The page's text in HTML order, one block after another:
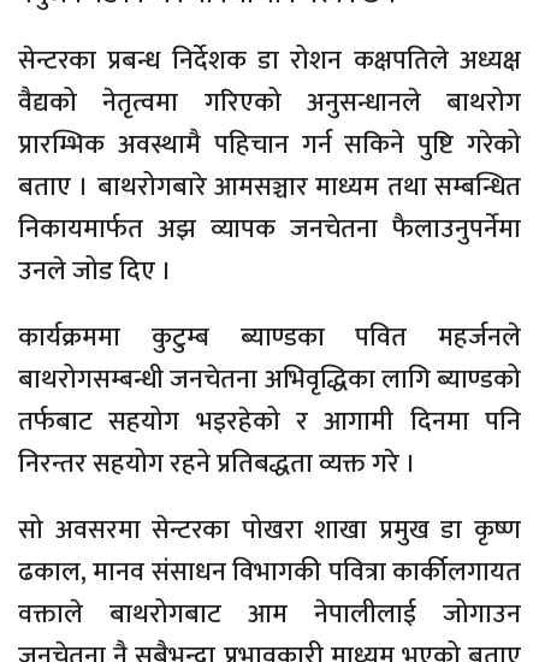
सेन्टरका प्रबन्ध निर्देशक डा रोशन कक्षपतिले अध्यक्ष
वैद्यको नेतृत्वमा गरिएको अनुसन्धानले बाथरोग
प्रारम्भिक अवस्थामै पहिचान गर्न सकिने पुष्टि गरेको
बताए । बाथरोगबारे आमसञ्चार माध्यम तथा सम्बन्धित
निकायमार्फत अझ व्यापक जनचेतना फैलाउनुपर्नेमा
उनले जोड दिए ।
कार्यक्रममा कुटुम्ब ब्याण्डका पवित महर्जनले
बाथरोगसम्बन्धी जनचेतना अभिवृद्धिका लागि ब्याण्डको
तर्फबाट सहयोग भइरहेको र आगामी दिनमा पनि
निरन्तर सहयोग रहने प्रतिबद्धता व्यक्त गरे ।
सो अवसरमा सेन्टरका पोखरा शाखा प्रमुख डा कृष्ण
ढकाल, मानव संसाधन विभागकी पवित्रा कार्कीलगायत
वक्ताले बाथरोगबाट आम नेपालीलाई जोगाउन